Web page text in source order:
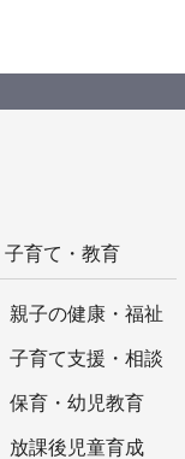
子育て・教育
親子の健康・福祉
子育て支援・相談
保育・幼児教育
放課後児童育成